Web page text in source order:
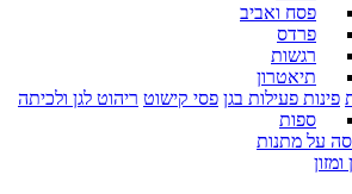
פסח ואביב
פרדס
רגשות
תיאטרון
פינות פעילות בגן פסי קישוט ריהוט לגן ולכיתה
ספות
על מתנות
ומזון